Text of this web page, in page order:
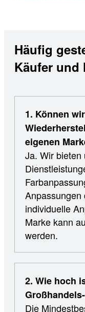
Häufig
Käufer und
1. Können
eigenen
Ja. Wir bieten
Anpassungen
individuelle
Marke kann
werden.
2. Wie hoch
Die